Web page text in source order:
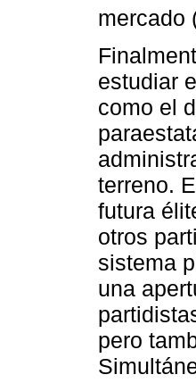
mercado
estudiar
como el
terreno.
futura
otros
sistema
una
pero